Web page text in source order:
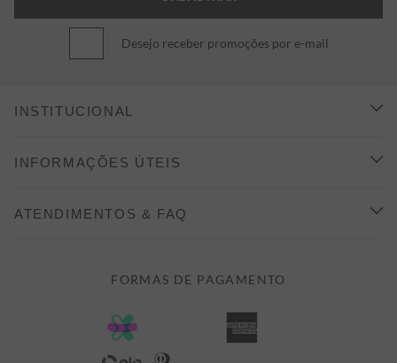
Desejo receber promoções por e-mail
INSTITUCIONAL
CONHEÇA A ALEATORY
INFORMAÇÕES ÚTEIS
FORMAS DE PAGAMENTO
POLÍTICA DE PRIVACIDADE
ATENDIMENTOS & FAQ
FORMAS DE PAGAMENTO